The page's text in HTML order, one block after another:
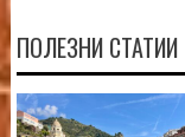
ПОЛЕЗНИ СТАТИИ